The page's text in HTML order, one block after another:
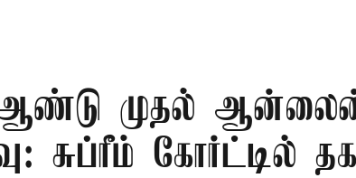
முதல்
சுப்ரீம் கோர்ட்டில்